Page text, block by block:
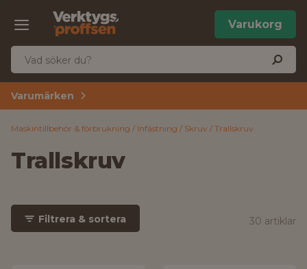
Varukorg
Varumärken
Maskintillbehör & förbrukning Infästning Skruv Trallskruv
Trallskruv
Filtrera & sortera 30 artiklar